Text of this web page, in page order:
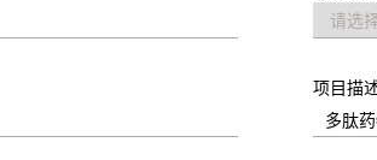
项目描